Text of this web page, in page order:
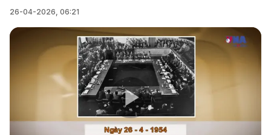
26-04-2026, 06:21
Play